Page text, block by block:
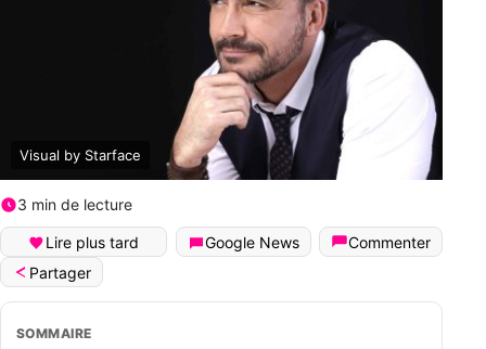
Visual by Starface
3 min de lecture
Lire plus tard Google News
Commenter
Partager
SOMMAIRE